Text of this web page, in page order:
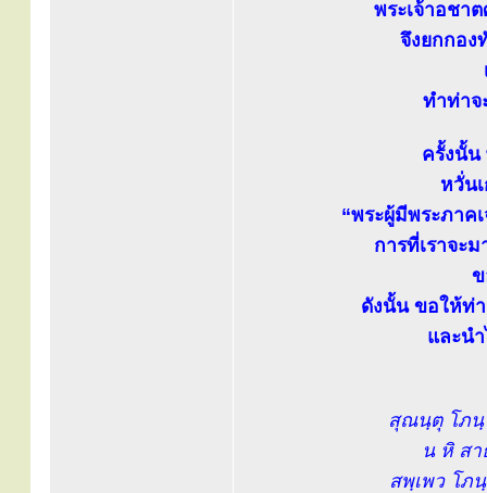
พระเจ้าอชา
จึงยกกอง
ทำท่าจ
ครั้งนั้
หวั่น
“พระผู้มีพระภาค
การที่เราจะ
ข
ดังนั้น ขอให้ท่
และน
สุณนฺตุ โภนฺ
น หิ ส
สพฺเพว โภ